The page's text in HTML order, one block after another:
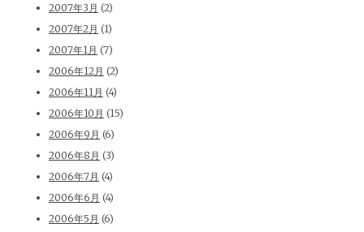
2007年3月 (2)
2007年2月 (1)
2007年1月 (7)
2006年12月 (2)
2006年11月 (4)
2006年10月 (15)
2006年9月 (6)
2006年8月 (3)
2006年7月 (4)
2006年6月 (4)
2006年5月 (6)